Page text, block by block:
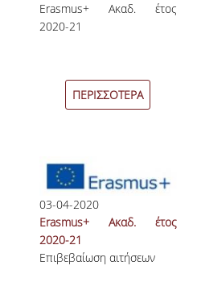
ΚΑΤΑΤΑΚΤΗΡΙΕΣ
ΑΠΑΛΛΑΓΗ ΑΠΟ
ΜΕΤΑΠΤΥΧΙΑΚΕΣ
ΜΕΡΙΚΗΣ ΦΟΙΤΗΣΗΣ
ΔΙΔΑΚΤΟΡΙΚΟ
ΔΙΑΣΦΑΛΙΣΗ
Erasmus+ Ακαδ. έτος
2020-21
ΠΕΡΙΣΣΟΤΕΡΑ
03-04-2020
Erasmus+ Ακαδ. έτος
2020-21
Επιβεβαίωση αιτήσεων